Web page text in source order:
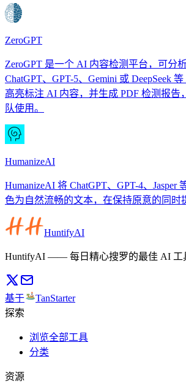
ZeroGPT
ZeroGPT 是一个 AI 内容检测平台，可分
ChatGPT、GPT-5、Gemini 或 DeepSeek
高亮标注 AI 内容，并生成 PDF 检测报告
队使用。
HumanizeAI
HumanizeAI 将 ChatGPT、GPT-4、Jasper
色为自然流畅的文本，在保持原意的同时
HuntifyAI
HuntifyAI —— 每日精心搜罗的最佳 AI 工
基于
TanStarter
探索
浏览全部工具
分类
资源